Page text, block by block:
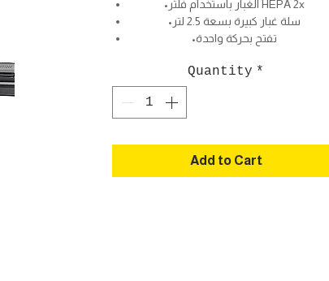
•الغبار باستخدام فلتر HEPA 2x
•سلة غبار كبيرة بسعة 2.5 لتر
•تفتح بحركة واحدة
Quantity *
Add to Cart